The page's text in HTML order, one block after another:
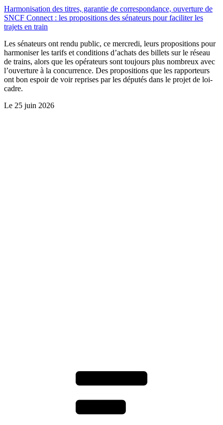
Harmonisation des titres, garantie de correspondance, ouverture de
SNCF Connect : les propositions des sénateurs pour faciliter les
trajets en train
Les sénateurs ont rendu public, ce mercredi, leurs propositions pour
harmoniser les tarifs et conditions d’achats des billets sur le réseau
de trains, alors que les opérateurs sont toujours plus nombreux avec
l’ouverture à la concurrence. Des propositions que les rapporteurs
ont bon espoir de voir reprises par les députés dans le projet de loi-
cadre.
Le 25 juin 2026